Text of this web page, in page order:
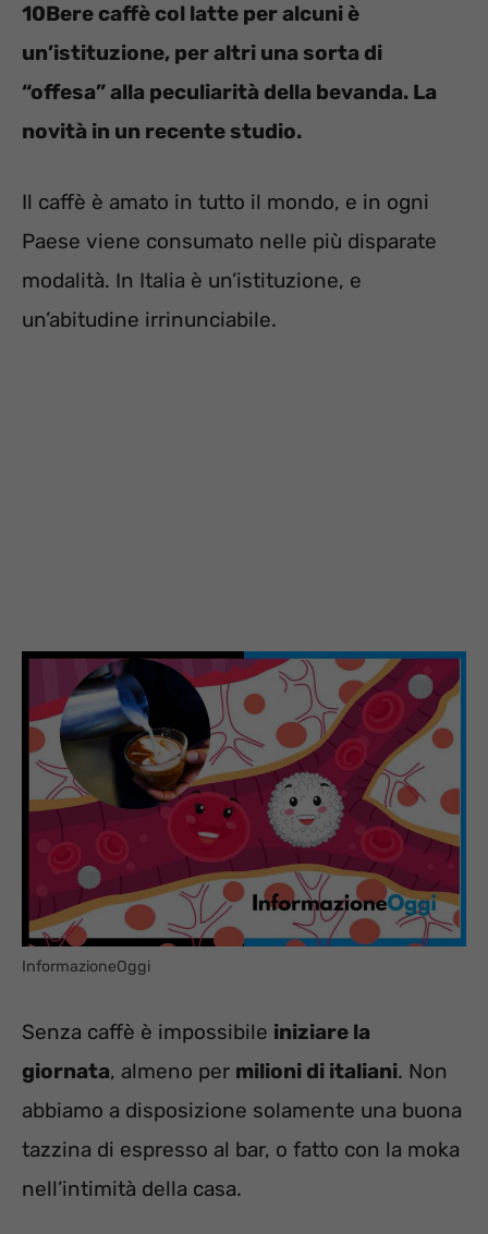
10Bere caffè col latte per alcuni è
un’istituzione, per altri una sorta di
“offesa” alla peculiarità della bevanda. La
novità in un recente studio.
Il caffè è amato in tutto il mondo, e in ogni
Paese viene consumato nelle più disparate
modalità. In Italia è un’istituzione, e
un’abitudine irrinunciabile.
InformazioneOggi
Senza caffè è impossibile iniziare la
giornata, almeno per milioni di italiani. Non
abbiamo a disposizione solamente una buona
tazzina di espresso al bar, o fatto con la moka
nell’intimità della casa.